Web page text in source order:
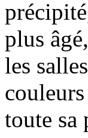
plus
les
toute sa